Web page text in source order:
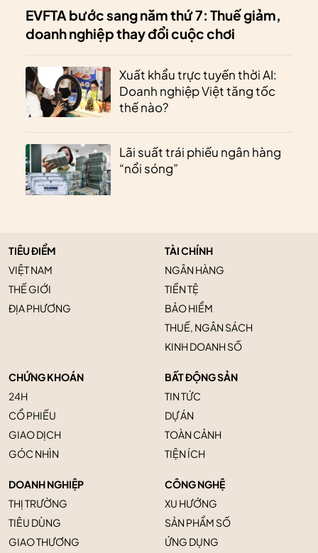
EVFTA bước sang năm thứ 7: Thuế giảm,
doanh nghiệp thay đổi cuộc chơi
Xuất khẩu trực tuyến thời AI:
Doanh nghiệp Việt tăng tốc
thế nào?
Lãi suất trái phiếu ngân hàng
“nổi sóng”
TIÊU ĐIỂM
VIỆT NAM
THẾ GIỚI
ĐỊA PHƯƠNG
TÀI CHÍNH
NGÂN HÀNG
TIỀN TỆ
BẢO HIỂM
THUẾ, NGÂN SÁCH
KINH DOANH SỐ
CHỨNG KHOÁN
24H
CỔ PHIẾU
GIAO DỊCH
GÓC NHÌN
BẤT ĐỘNG SẢN
TIN TỨC
DỰ ÁN
TOÀN CẢNH
TIỆN ÍCH
DOANH NGHIỆP
THỊ TRƯỜNG
TIÊU DÙNG
GIAO THƯƠNG
CÔNG NGHỆ
XU HƯỚNG
SẢN PHẨM SỐ
ỨNG DỤNG